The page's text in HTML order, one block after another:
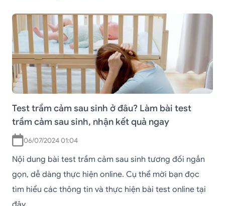
Test trầm cảm sau sinh ở đâu? Làm bài test
trầm cảm sau sinh, nhận kết quả ngay
06/07/2024 01:04
Nội dung bài test trầm cảm sau sinh tương đối ngắn
gọn, dễ dàng thực hiện online. Cụ thể mời bạn đọc
tìm hiểu các thông tin và thực hiện bài test online tại